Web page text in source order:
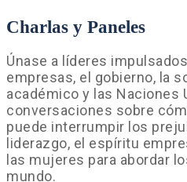
Charlas y Paneles
Únase a líderes
empresas, el gobierno, la
académico y las Naciones
conversaciones sobre
puede interrumpir los
liderazgo, el espíritu
las mujeres para abordar
mundo.